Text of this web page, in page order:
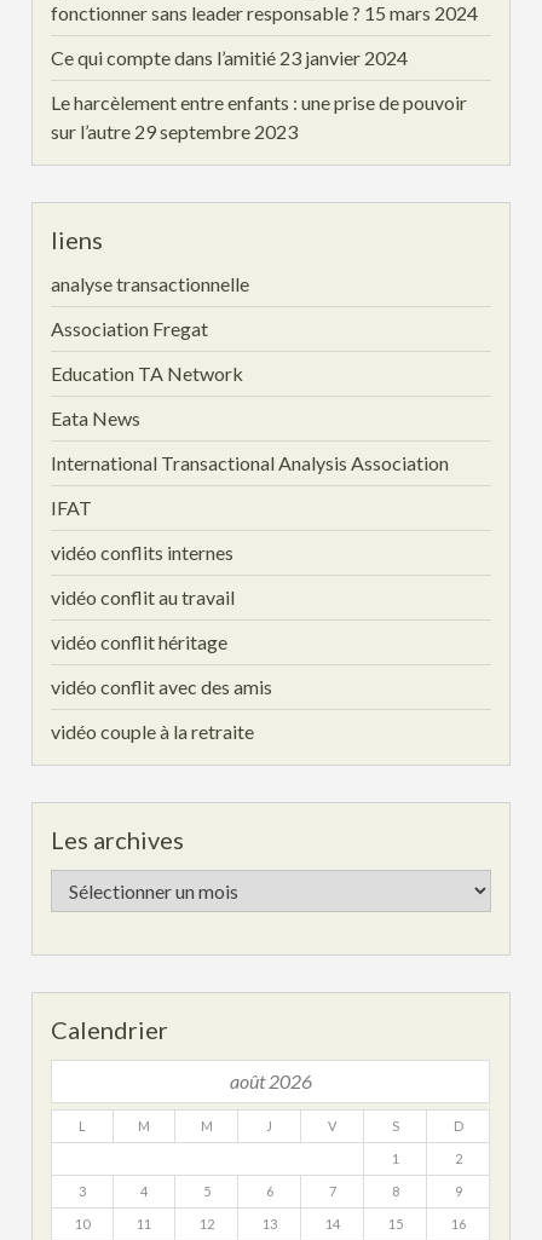
fonctionner sans leader responsable ? 15 mars 2024
Ce qui compte dans l’amitié 23 janvier 2024
Le harcèlement entre enfants : une prise de pouvoir
sur l’autre 29 septembre 2023
liens
analyse transactionnelle
Association Fregat
Education TA Network
Eata News
International Transactional Analysis Association
IFAT
vidéo conflits internes
vidéo conflit au travail
vidéo conflit héritage
vidéo conflit avec des amis
vidéo couple à la retraite
Les archives
Les
archives
Calendrier
août 2026
L M M J V S D
1 2
3 4 5 6 7 8 9
10 11 12 13 14 15 16